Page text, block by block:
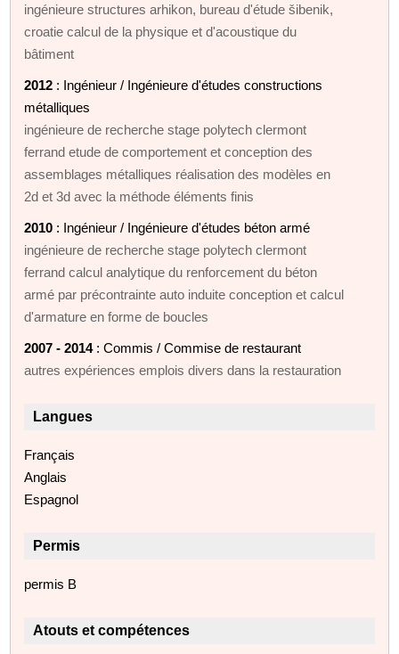
ingénieure structures arhikon, bureau d'étude šibenik,
croatie calcul de la physique et d'acoustique du
bâtiment
2012 : Ingénieur / Ingénieure d'études constructions
métalliques
ingénieure de recherche stage polytech clermont
ferrand etude de comportement et conception des
assemblages métalliques réalisation des modèles en
2d et 3d avec la méthode éléments finis
2010 : Ingénieur / Ingénieure d'études béton armé
ingénieure de recherche stage polytech clermont
ferrand calcul analytique du renforcement du béton
armé par précontrainte auto induite conception et calcul
d'armature en forme de boucles
2007 - 2014: Commis / Commise de restaurant
autres expériences emplois divers dans la restauration
Langues
Français
Anglais
Espagnol
Permis
permis B
Atouts et compétences